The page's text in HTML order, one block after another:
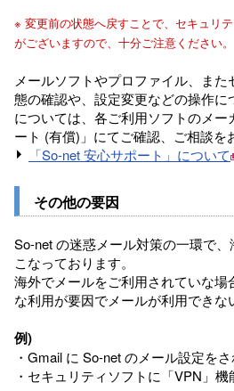
※ 変更前の状態へ戻すことで、セキュリ
がございますので、十分ご注意ください。
メールソフトやプロファイル、ま
態の確認や、設定変更などの操作
については、各ご利用ソフトのメー
ート (有償)」にてご確認、ご相談を
「So-net 安心サポート」について
その他の要因
So-net の迷惑メール対策の一環で
こなっております。
海外でメールをご利用されていな場
な利用が要因でメールが利用できな
例)
・Gmail に So-net のメール設定を
・セキュリティソフトに「VPN」機